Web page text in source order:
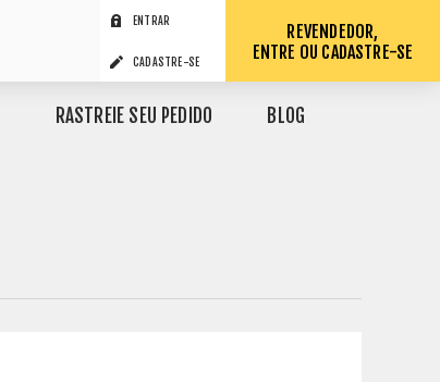
ENTRAR
CADASTRE-SE
REVENDEDOR,
ENTRE OU CADASTRE-SE
RASTREIE SEU PEDIDO BLOG